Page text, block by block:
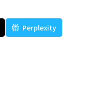
Perplexity